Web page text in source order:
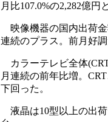
月比107.0%の2,282億円
映像機器の国内出荷金
連続のプラス。前月好
カラーテレビ全体
月連続の前年比増。
下回った。
液晶は10型以上の出荷